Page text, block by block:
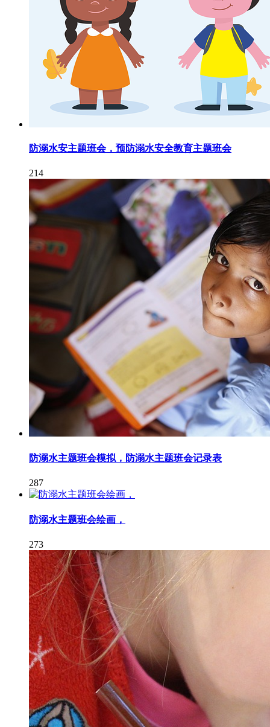
防溺水安主题班会，预防溺水安全教育主题班会
214
防溺水主题班会模拟，防溺水主题班会记录表
287
防溺水主题班会绘画，
273